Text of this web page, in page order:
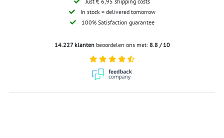
In stock = delivered tomorrow
100% Satisfaction guarantee
14.227 klantenbeoordelen ons met: 8.8 / 10